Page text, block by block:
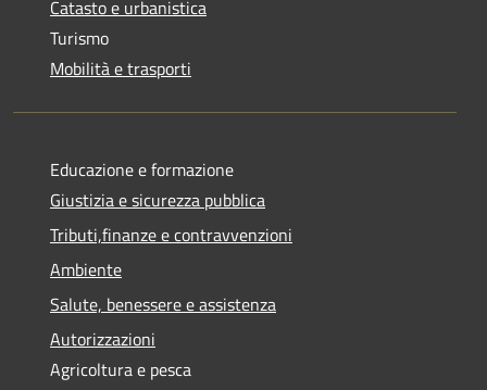
Catasto e urbanistica
Turismo
Mobilità e trasporti
Educazione e formazione
Giustizia e sicurezza pubblica
Tributi,finanze e contravvenzioni
Ambiente
Salute, benessere e assistenza
Autorizzazioni
Agricoltura e pesca